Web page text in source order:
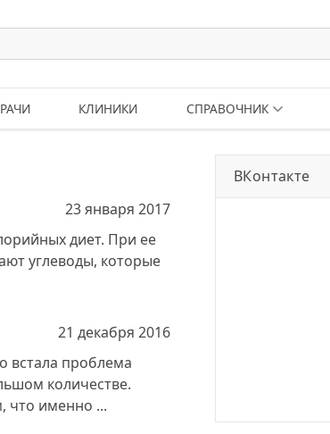
КЛИНИКИ СПРАВОЧНИК
23 января 2017
диет. При ее
углеводы, которые
21 декабря 2016
встала проблема
количестве.
что именно ...
ВКонтакте